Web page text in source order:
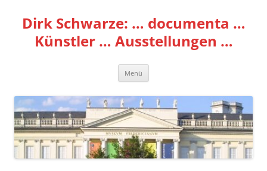
springen
Dirk Schwarze: … documenta …
Künstler … Ausstellungen …
Menü